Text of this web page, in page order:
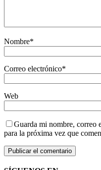
Nombre*
Correo electrónico*
Web
Guarda mi nombre, correo
para la próxima vez que